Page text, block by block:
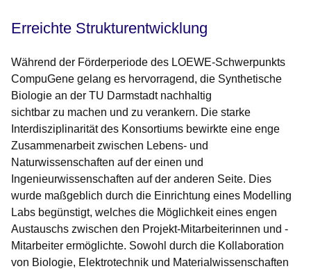
Erreichte Strukturentwicklung
Während der Förderperiode des LOEWE-Schwerpunkts
CompuGene gelang es hervorragend, die Synthetische
Biologie an der TU Darmstadt nachhaltig
sichtbar zu machen und zu verankern. Die starke
Interdisziplinarität des Konsortiums bewirkte eine enge
Zusammenarbeit zwischen Lebens- und
Naturwissenschaften auf der einen und
Ingenieurwissenschaften auf der anderen Seite. Dies
wurde maßgeblich durch die Einrichtung eines Modelling
Labs begünstigt, welches die Möglichkeit eines engen
Austauschs zwischen den Projekt-Mitarbeiterinnen und -
Mitarbeiter ermöglichte. Sowohl durch die Kollaboration
von Biologie, Elektrotechnik und Materialwissenschaften